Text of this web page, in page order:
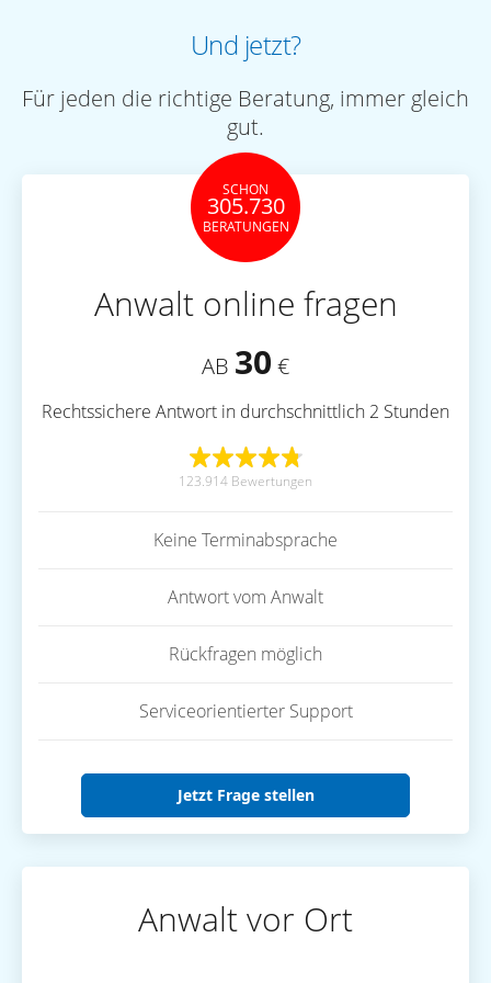
Und jetzt?
Für jeden die richtige Beratung, immer gleich
gut.
SCHON
305.730
BERATUNGEN
Anwalt online fragen
AB 30 €
Rechtssichere Antwort in durchschnittlich 2 Stunden
123.914 Bewertungen
Keine Terminabsprache
Antwort vom Anwalt
Rückfragen möglich
Serviceorientierter Support
Jetzt Frage stellen
Anwalt vor Ort